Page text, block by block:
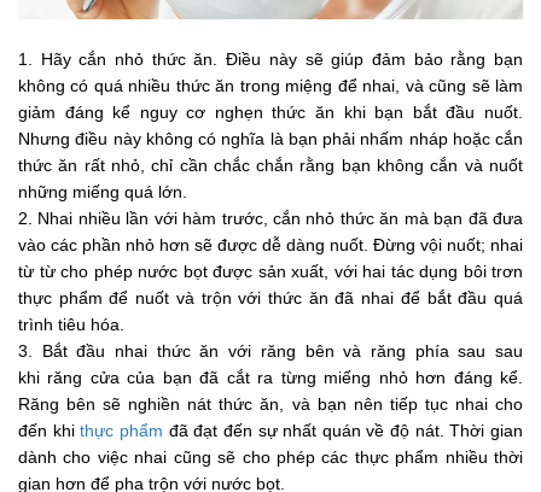
1. Hãy cắn nhỏ thức ăn. Điều này sẽ giúp đảm bảo rằng bạn
không có quá nhiều thức ăn trong miệng để nhai, và cũng sẽ làm
giảm đáng kể nguy cơ nghẹn thức ăn khi bạn bắt đầu nuốt.
Nhưng điều này không có nghĩa là bạn phải nhấm nháp hoặc cắn
thức ăn rất nhỏ, chỉ cần chắc chắn rằng bạn không cắn và nuốt
những miếng quá lớn.
2. Nhai nhiều lần với hàm trước, cắn nhỏ thức ăn mà bạn đã đưa
vào các phần nhỏ hơn sẽ được dễ dàng nuốt. Đừng vội nuốt; nhai
từ từ cho phép nước bọt được sản xuất, với hai tác dụng bôi trơn
thực phẩm để nuốt và trộn với thức ăn đã nhai để bắt đầu quá
trình tiêu hóa.
3. Bắt đầu nhai thức ăn với răng bên và răng phía sau sau
khi răng cửa của bạn đã cắt ra từng miếng nhỏ hơn đáng kể.
Răng bên sẽ nghiền nát thức ăn, và bạn nên tiếp tục nhai cho
đến khithực phẩm đã đạt đến sự nhất quán về độ nát. Thời gian
dành cho việc nhai cũng sẽ cho phép các thực phẩm nhiều thời
gian hơn để pha trộn với nước bọt.